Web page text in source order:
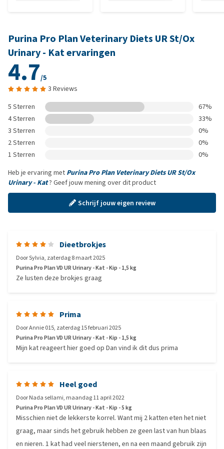
Purina Pro Plan Veterinary Diets UR St/Ox
Urinary - Kat ervaringen
4.7/5
3 Reviews
5 Sterren
67%
4 Sterren
33%
3 Sterren
0%
2 Sterren
0%
1 Sterren
0%
Heb je ervaring met Purina Pro Plan Veterinary Diets UR St/Ox
Urinary - Kat? Geef jouw mening over dit product
Schrijf jouw eigen review
Dieetbrokjes
DoorSylvia, zaterdag 8 maart 2025
Purina Pro Plan VD UR Urinary - Kat - Kip - 1,5 kg
Ze lusten deze brokjes graag
Prima
DoorAnnie 015, zaterdag 15 februari 2025
Purina Pro Plan VD UR Urinary - Kat - Kip - 1,5 kg
Mijn kat reageert hier goed op Dan vind ik dit dus prima
Heel goed
DoorNada sellami, maandag 11 april 2022
Purina Pro Plan VD UR Urinary - Kat - Kip - 5 kg
Misschien niet de lekkerste korrel. Want mij 2 katten eten het niet
graag, maar sinds het gebruik hebben ze geen last van hun blaas
en nieren. 1 kat had veel nierstenen, en na een maand gebruik zijn